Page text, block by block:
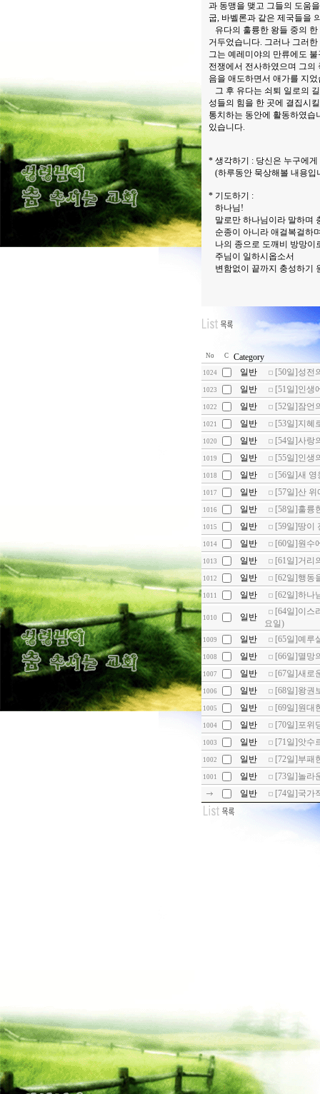
과 동맹을 맺고 그들의 도움
굽, 바벨론과 같은 제국들을
유다의 훌륭한 왕들 중의
거두었습니다. 그러나 그러
그는 예레미야의 만류에도
전쟁에서 전사하였으며 그의
음을 애도하면서 애가를 지었
그 후 유다는 쇠퇴 일로의
성들의 힘을 한 곳에 결집시
통치하는 동안에 활동하였습
있습니다.
* 생각하기 : 당신은 누구에
(하루동안 묵상해볼 내용입
* 기도하기 :
하나님!
말로만 하나님이라 말하며
순종이 아니라 애걸복걸하
나의 종으로 도깨비 방망이
주님이 일하시옵소서
변함없이 끝까지 충성하기
No C Category
1024 일반 [50일]성전
1023 일반 [51일]인생
1022 일반 [52일]잠언
1021 일반 [53일]지혜
1020 일반 [54일]사랑
1019 일반 [55일]인생
1018 일반 [56일]새
1017 일반 [57일]산 위
1016 일반 [58일]훌륭
1015 일반 [59일]땅이
1014 일반 [60일]원수
1013 일반 [61일]거리
1012 일반 [62일]행동
1011 일반 [62일]하나
1010 일반
[64일]이스
요일)
1009 일반 [65일]예루
1008 일반 [66일]멸망
1007 일반 [67일]새로
1006 일반 [68일]왕권
1005 일반 [69일]원대
1004 일반 [70일]포위
1003 일반 [71일]앗수
1002 일반 [72일]부패
1001 일반
[73일]놀라
일반
[74일]국가